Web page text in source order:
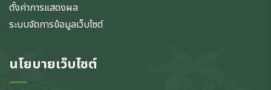
ตั้งค่าการแสดงผล
ระบบจัดการข้อมูลเว็บไซต์
นโยบายเว็บไซต์